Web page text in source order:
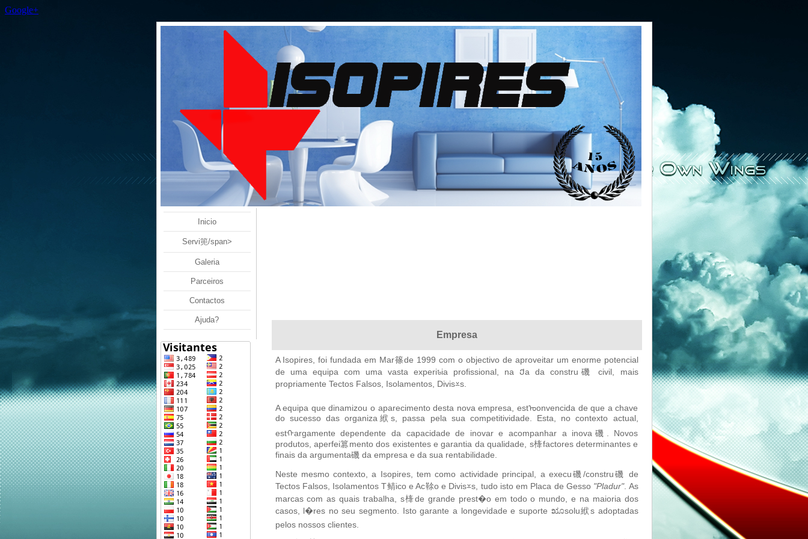
Google+
Inicio
Servi篼/span>
Galeria
Parceiros
Contactos
Ajuda?
Empresa
A Isopires, foi fundada em Mar篠de 1999 com o objectivo de aproveitar um enorme potencial
de uma equipa com uma vasta experiꮣia profissional, na Ქa da constru磯 civil, mais
propriamente Tectos Falsos, Isolamentos, Divis⩡s.
A equipa que dinamizou o aparecimento desta nova empresa, estᠣonvencida de que a chave
do sucesso das organiza絥s, passa pela sua competitividade. Esta, no contexto actual,
estᠬargamente dependente da capacidade de inovar e acompanhar a inova磯. Novos
produtos, aperfei篡mento dos existentes e garantia da qualidade, s㯠factores determinantes e
finais da argumenta磯 da empresa e da sua rentabilidade.
Neste mesmo contexto, a Isopires, tem como actividade principal, a execu磯/constru磯 de
Tectos Falsos, Isolamentos T鲭ico e Ac䩣o e Divis⩡s, tudo isto em Placa de Gesso "Pladur". As
marcas com as quais trabalha, s㯠de grande prest�o em todo o mundo, e na maioria dos
casos, l�res no seu segmento. Isto garante a longevidade e suporte ೠsolu絥s adoptadas
pelos nossos clientes.